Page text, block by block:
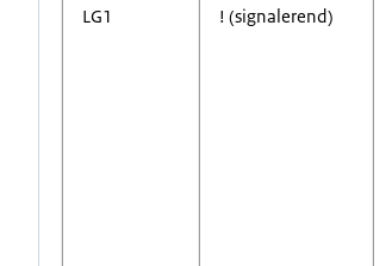
LG1 ! (signalerend)